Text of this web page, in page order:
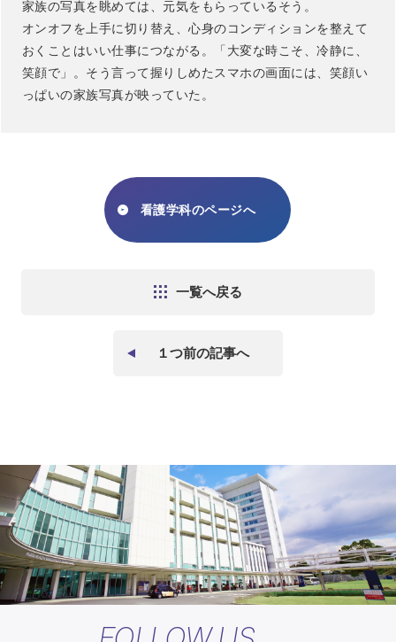
家族の写真を眺めては、元気をもらっているそう。
オンオフを上手に切り替え、心身のコンディションを整えて
おくことはいい仕事につながる。「大変な時こそ、冷静に、
笑顔で」。そう言って握りしめたスマホの画面には、笑顔い
っぱいの家族写真が映っていた。
看護学科のページへ
一覧へ戻る
１つ前の記事へ